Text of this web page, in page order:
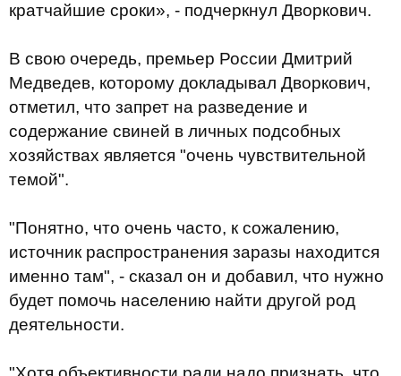
кратчайшие сроки», - подчеркнул Дворкович.
В свою очередь, премьер России Дмитрий
Медведев, которому докладывал Дворкович,
отметил, что запрет на разведение и
содержание свиней в личных подсобных
хозяйствах является "очень чувствительной
темой".
"Понятно, что очень часто, к сожалению,
источник распространения заразы находится
именно там", - сказал он и добавил, что нужно
будет помочь населению найти другой род
деятельности.